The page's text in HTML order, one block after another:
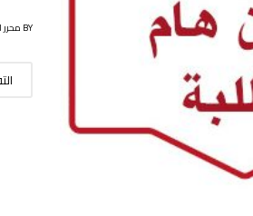
BY محرر الموقع